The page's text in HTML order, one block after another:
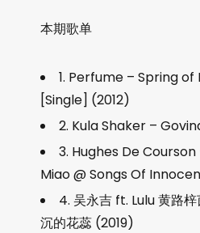
本期歌单
1. Perfume – Spring of
[Single] (2012)
2. Kula Shaker –
3. Hughes De
Miao @ Songs Of
4. 吴永吉 ft. Lulu 黄路
沉的花蕊 (2019)